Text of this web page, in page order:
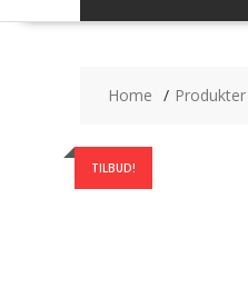
Home Produkter
TILBUD!